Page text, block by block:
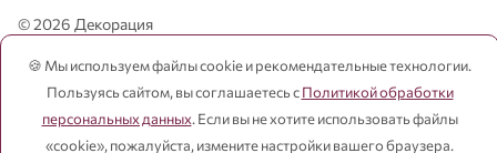
© 2026 Декорация
Публичная оферта и прочее
Политика конфиденциальности
Давайте дружить
🍪 Мы используем файлы cookie и рекомендательные технологии.
Пользуясь сайтом, вы соглашаетесь сПолитикой обработки
персональных данных. Если вы не хотите использовать файлы
«cookie», пожалуйста, измените настройки вашего браузера.